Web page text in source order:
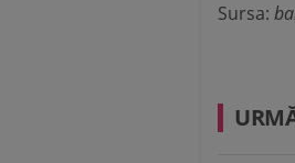
Sursa: